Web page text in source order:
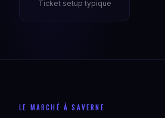
Ticket setup typique
LE MARCHÉ À SAVERNE